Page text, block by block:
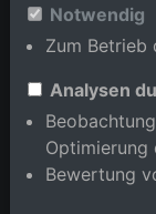
Baden-
Notwendig
Zum Betrieb
Analysen
Optimierung
Bewertung